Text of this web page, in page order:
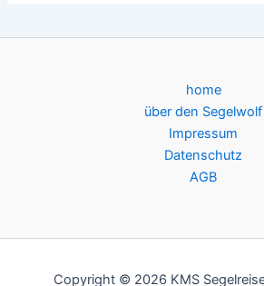
home
über den Segelwolf
Impressum
Datenschutz
AGB
Copyright © 2026 KMS